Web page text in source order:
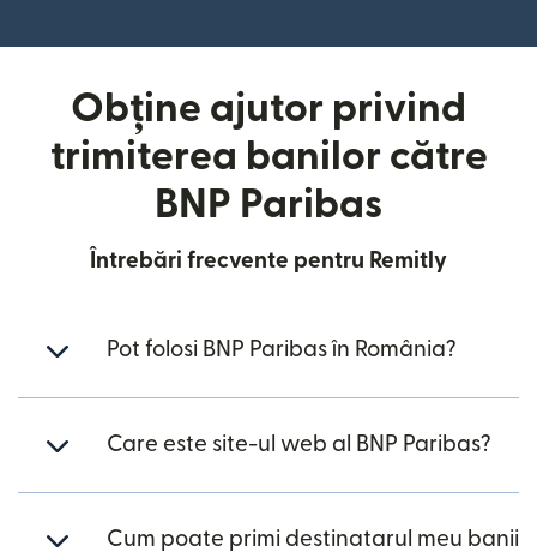
Obține ajutor privind
trimiterea banilor către
BNP Paribas
Întrebări frecvente pentru Remitly
Pot folosi BNP Paribas în România?
Care este site-ul web al BNP Paribas?
Cum poate primi destinatarul meu banii